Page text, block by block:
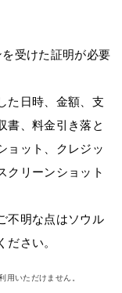
受けた証明が必要
た日時、金額、支
書、料金引き落と
ョット、クレジッ
クリーンショット
不明な点はソウル
さい。
用いただけません。